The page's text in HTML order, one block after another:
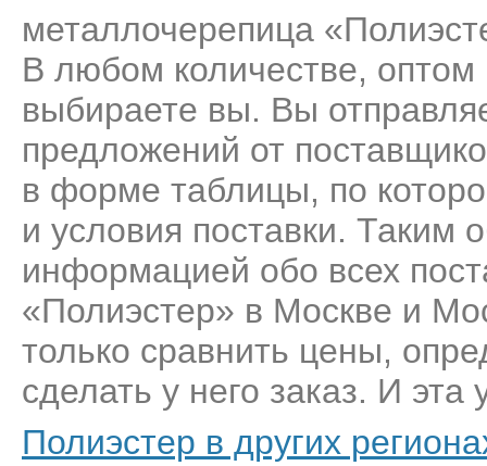
металлочерепица
В любом количестве,
выбираете вы. Вы
предложений от
в форме таблицы, по
и условия поставки. Таким
информацией обо всех
«Полиэстер» в Москве и
только сравнить цены,
сделать у него заказ. И эта
Полиэстер в других